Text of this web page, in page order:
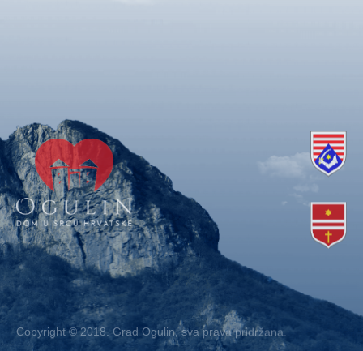
Copyright © 2018. Grad Ogulin, sva prava pridržana.